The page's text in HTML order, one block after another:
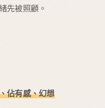
先被照顧。
佔有感、幻想